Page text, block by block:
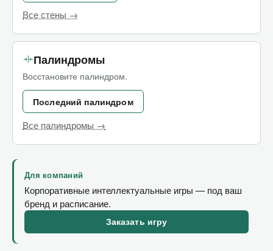
Все стены →
Палиндромы
Восстановите палиндром.
Последний палиндром
Все палиндромы →
Для компаний
Корпоративные интеллектуальные игры — под ваш
бренд и расписание.
Заказать игру